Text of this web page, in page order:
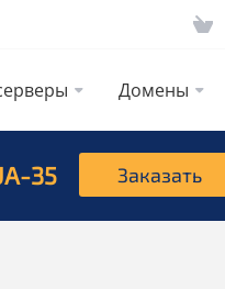
Домены
35 Заказать